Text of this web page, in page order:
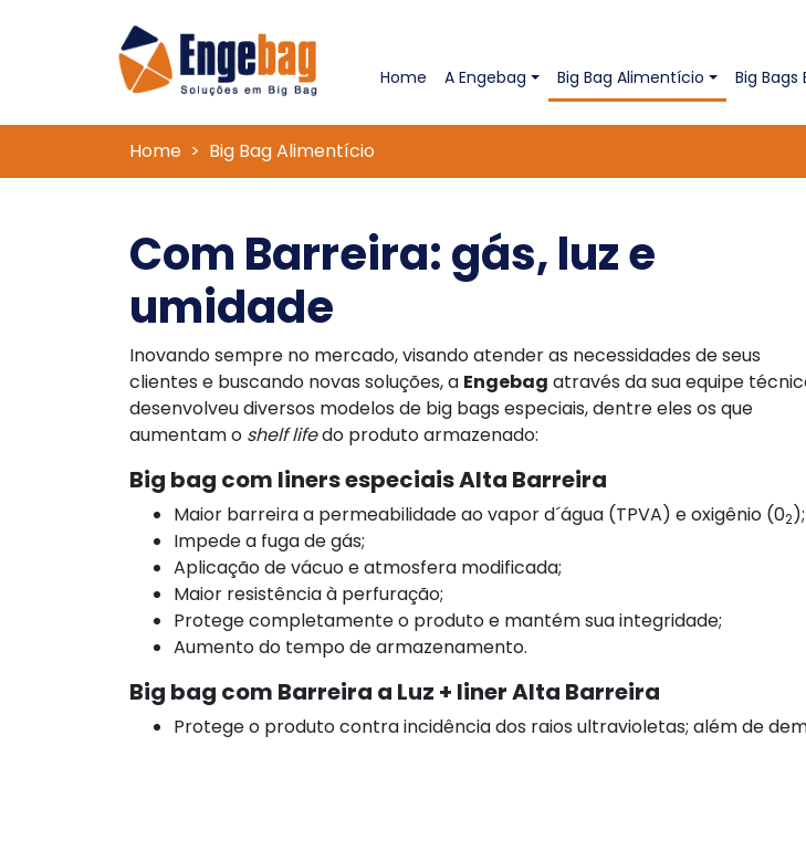
Home (current)
A Engebag Big Bag Alimentício Big Bags
Home Big Bag Alimentício
Com Barreira: gás, luz e
umidade
Inovando sempre no mercado, visando atender as necessidades de seus
clientes e buscando novas soluções, a Engebag através da sua equipe
desenvolveu diversos modelos de big bags especiais, dentre eles os que
aumentam o shelf lifedo produto armazenado:
Big bag com liners especiais Alta Barreira
Maior barreira a permeabilidade ao vapor d´água (TPVA) e oxigênio (02);
Impede a fuga de gás;
Aplicação de vácuo e atmosfera modificada;
Maior resistência à perfuração;
Protege completamente o produto e mantém sua integridade;
Aumento do tempo de armazenamento.
Big bag com Barreira a Luz + liner Alta Barreira
Protege o produto contra incidência dos raios ultravioletas; além de